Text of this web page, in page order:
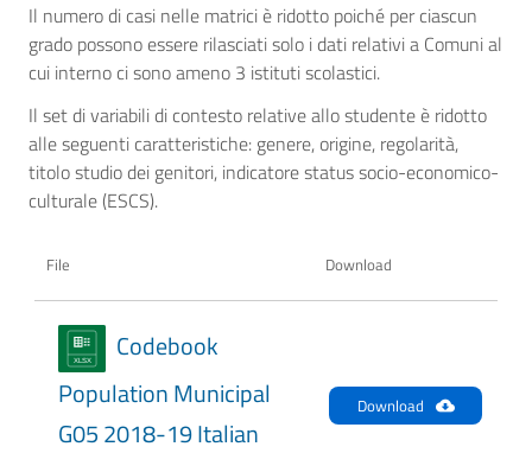
Il numero di casi nelle matrici è ridotto poiché per ciascun
grado possono essere rilasciati solo i dati relativi a Comuni al
cui interno ci sono ameno 3 istituti scolastici.
Il set di variabili di contesto relative allo studente è ridotto
alle seguenti caratteristiche: genere, origine, regolarità,
titolo studio dei genitori, indicatore status socio-economico-
culturale (ESCS).
File Download
Codebook
Population Municipal
G05 2018-19 Italian
Download